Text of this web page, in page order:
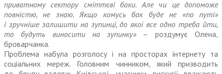
приватному сектору сміттєві баки. Але чи це допоможе
повністю, не знаю. Якщо комусь бак буде не «по путі»
і зручніше залишити на зупинці, до якої все одно треба йти,
то будуть виносити на зупинку» – роздумує Олена,
броварчанка.
Проблема набула розголосу і на просторах інтернету та
соціальних мереж. Головним чинником, який призводить